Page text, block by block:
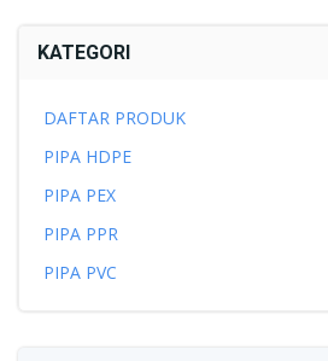
KATEGORI
DAFTAR PRODUK
PIPA HDPE
PIPA PEX
PIPA PPR
PIPA PVC